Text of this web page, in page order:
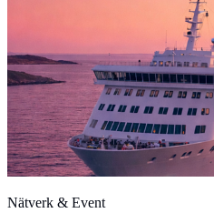
Nätverk & Event